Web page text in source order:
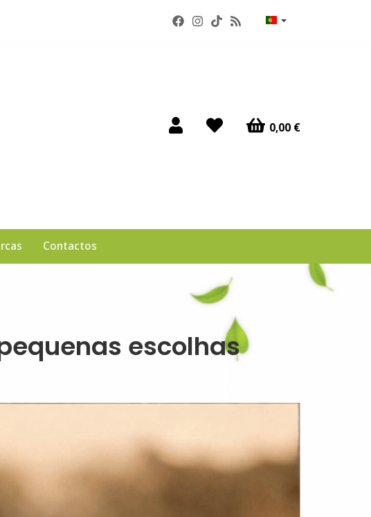
0,00 €
Contactos
escolhas